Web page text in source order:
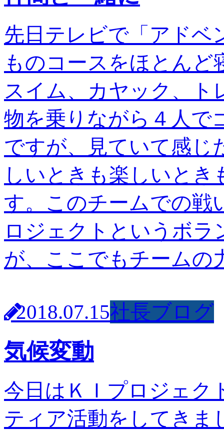
先日テレビで「アドベ
ものコースをほとん
スイム、カヤック、
物を乗りながら４人で
ですが、見ていて感じ
しいときも楽しいと
す。このチームでの戦
ロジェクトというボ
が、ここでもチーム
2018.07.15社長ブログ
気候変動
今日はＫＩプロジェク
ティア活動をしてきま